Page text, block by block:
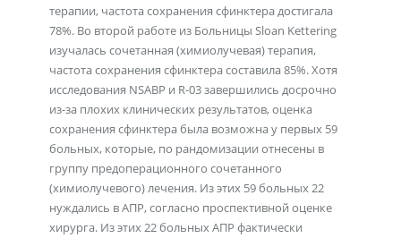
терапии, частота сохранения сфинктера достигала
78%. Во второй работе из Больницы Sloan Kettering
изучалась сочетанная (химиолучевая) терапия,
частота сохранения сфинктера составила 85%. Хотя
исследования NSABP и R-03 завершились досрочно
из-за плохих клинических результатов, оценка
сохранения сфинктера была возможна у первых 59
больных, которые, по рандомизации отнесены в
группу предоперационного сочетанного
(химиолучевого) лечения. Из этих 59 больных 22
нуждались в АПР, согласно проспективной оценке
хирурга. Из этих 22 больных АПР фактически